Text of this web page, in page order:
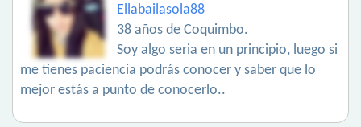
Ellabailasola88
38 años de Coquimbo.
Soy algo seria en un principio, luego si
me tienes paciencia podrás conocer y saber que lo
mejor estás a punto de conocerlo..